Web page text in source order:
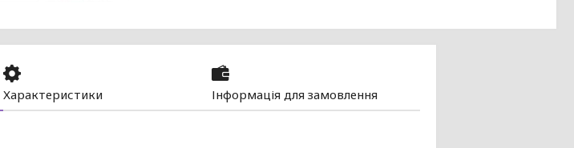
Характеристики Інформація для замовлення